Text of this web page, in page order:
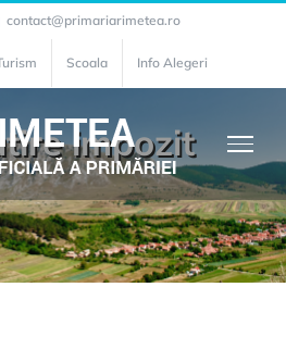
contact@primariarimetea.ro
Scoala Info Alegeri
impozit